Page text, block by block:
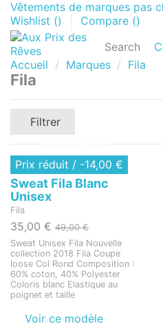
Vêtements de marques pas
Wishlist () Compare ()
Search
Accueil
Marques Fila
Fila
Filtrer
Prix réduit / -14,00 €
Rupture de stock
Sweats Homme
Sweat Fila Blanc
Unisex
Fila
35,00 € 49,00 €
Sweat Unisex Fila Nouvelle
collection 2018 Fila Coupe
loose Col Rond Composition :
60% coton, 40% Polyester
Coloris blanc Elastique au
poignet et taille
Voir ce modèle